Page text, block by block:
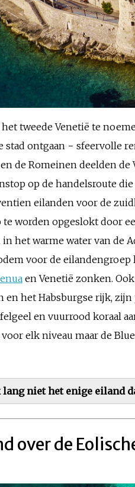
tweede Venetië te
stad ontgaan − sfeervolle
de Romeinen deelden
op de handelsroute
eilanden voor de
worden opgeslokt door
het warme water van de
voor de
en Venetië zonken.
en het Habsburgse rijk,
en vuurrood koraal
elk niveau maar de
niet het enige eiland
over de